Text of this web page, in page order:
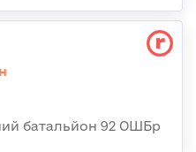
батальйон 92 ОШБр